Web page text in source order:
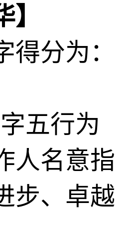
】
分为：
五行为
人名意指
步、卓越